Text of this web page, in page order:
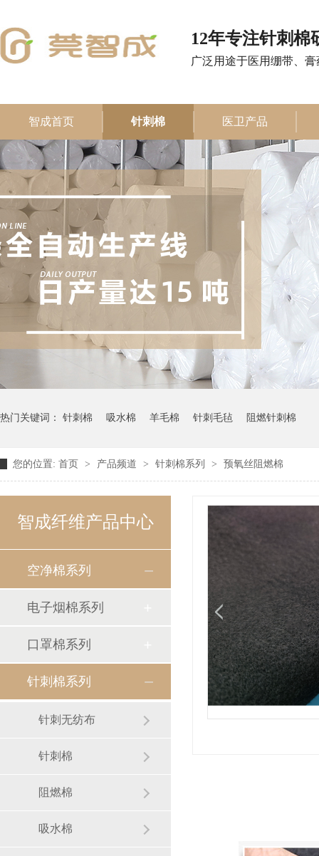
12年专注针刺棉
广泛用途于医用绷带、
智成首页 针刺棉 医卫产品
热门关键词： 针刺棉 吸水棉 羊毛棉 针刺毛毡 阻燃针刺棉
您的位置: 首页 > 产品频道 > 针刺棉系列 > 预氧丝阻燃棉
智成纤维产品中心
空净棉系列
电子烟棉系列
口罩棉系列
针刺棉系列
针刺无纺布
针刺棉
阻燃棉
吸水棉